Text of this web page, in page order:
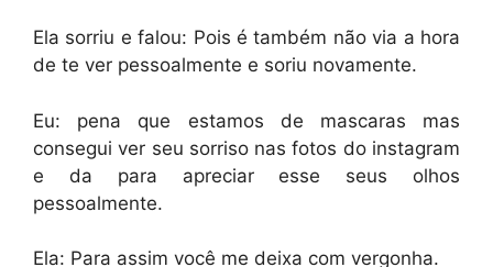
Ela sorriu e falou: Pois é também não via a hora
de te ver pessoalmente e soriu novamente.
Eu: pena que estamos de mascaras mas
consegui ver seu sorriso nas fotos do instagram
e da para apreciar esse seus olhos
pessoalmente.
Ela: Para assim você me deixa com vergonha.